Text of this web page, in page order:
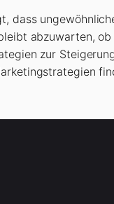
dass
abzuwarten,
zur